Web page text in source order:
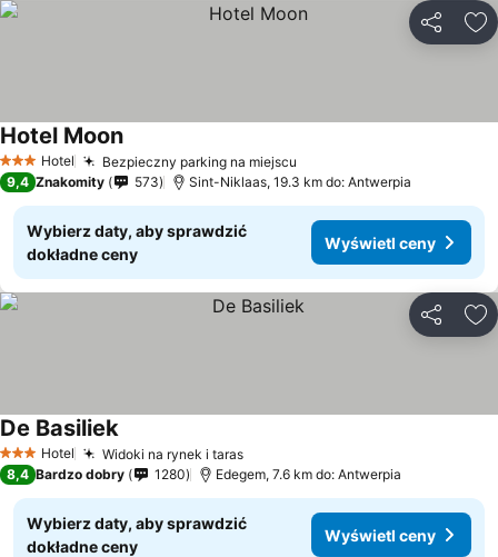
3 Kategoria
Hotel Bezpieczny parking na miejscu
Hotel Moon
9,4 Znakomity 573 Sint-Niklaas, 19.3 km do: Antwerpia
Wybierz daty, aby sprawdzić
dokładne ceny
Wyświetl ceny
3 Kategoria
Hotel Widoki na rynek i taras
De Basiliek
8,4 Bardzo dobry 1280 Edegem, 7.6 km do: Antwerpia
Wybierz daty, aby sprawdzić
dokładne ceny
Wyświetl ceny